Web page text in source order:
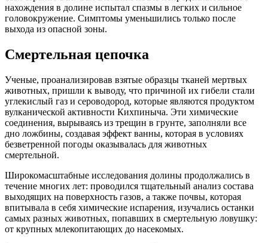
нахождения в долине испытал спазмы в легких и сильное
головокружение. Симптомы уменьшились только после
выхода из опасной зоны.
Смертельная цепочка
Ученые, проанализировав взятые образцы тканей мертвых
животных, пришли к выводу, что причиной их гибели стали
углекислый газ и сероводород, которые являются продуктом
вулканической активности Кихпиныча. Эти химические
соединения, вырываясь из трещин в грунте, заполняли все
дно ложбины, создавая эффект ванны, которая в условиях
безветренной погоды оказывалась для животных
смертельной.
Широкомасштабные исследования долины продолжались в
течение многих лет: проводился тщательный анализ состава
выходящих на поверхность газов, а также почвы, которая
впитывала в себя химические испарения, изучались останки
самых разных животных, попавших в смертельную ловушку:
от крупных млекопитающих до насекомых.